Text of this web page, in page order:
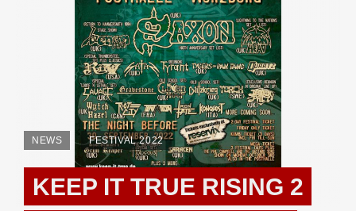
NEWS FESTIVAL 2022
KEEP IT TRUE RISING 2